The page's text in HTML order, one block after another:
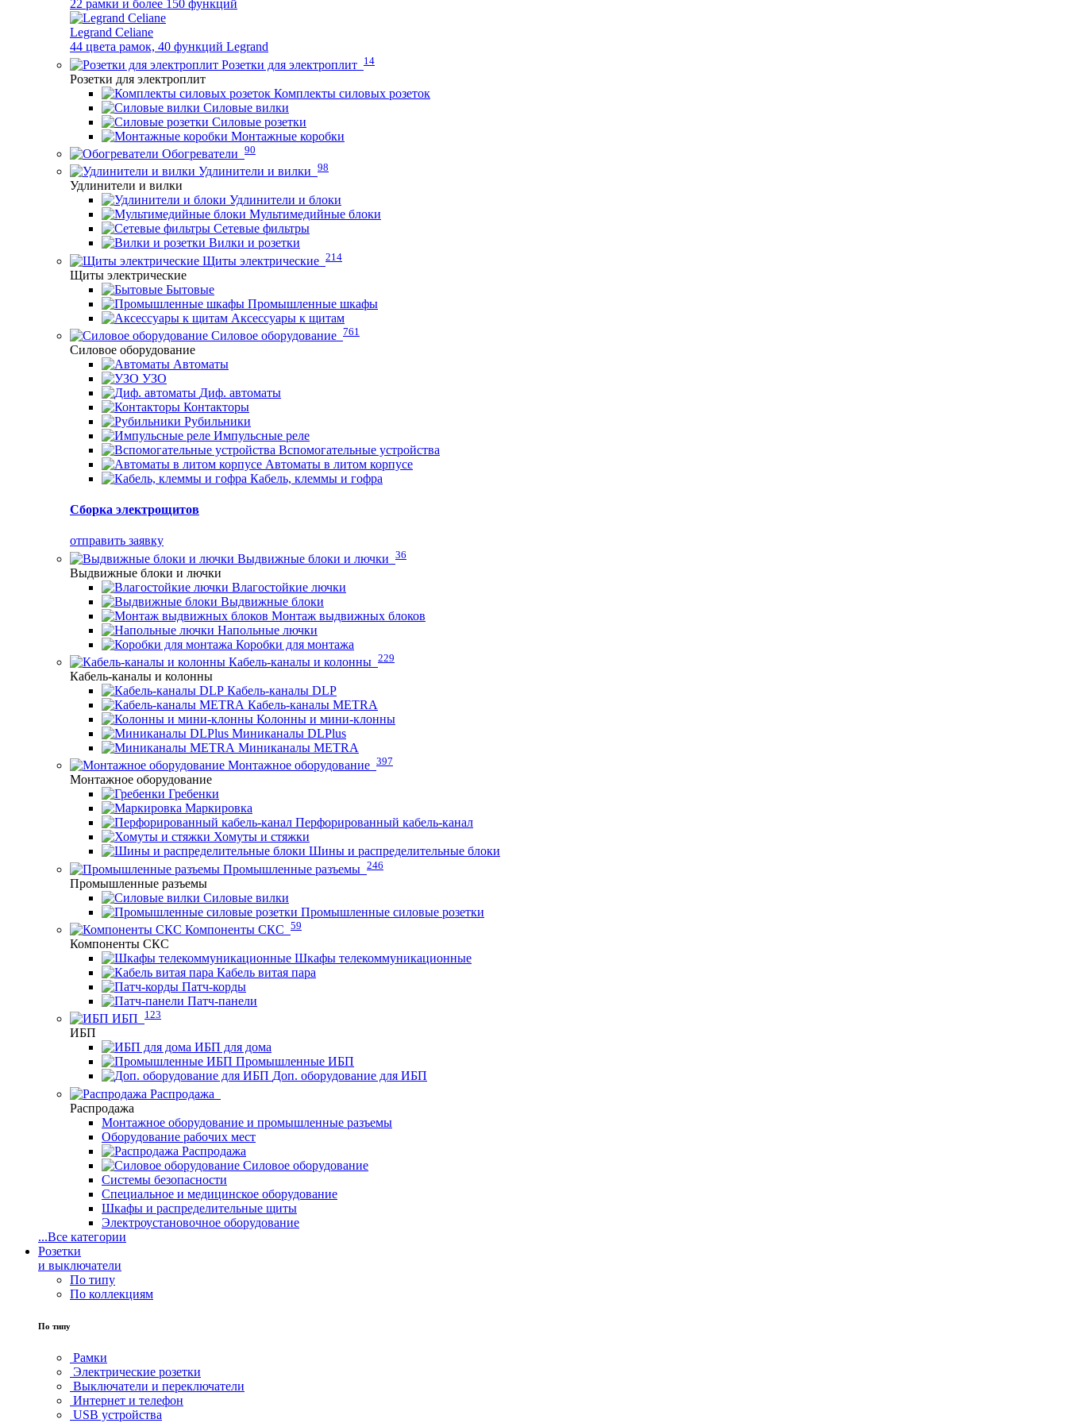
22 рамки и более 150 функций
Legrand Celiane
44 цвета рамок, 40 функций Legrand
Розетки для электроплит 14
Розетки для электроплит
Комплекты силовых розеток
Силовые вилки
Силовые розетки
Монтажные коробки
Обогреватели 90
Удлинители и вилки 98
Удлинители и вилки
Удлинители и блоки
Мультимедийные блоки
Сетевые фильтры
Вилки и розетки
Щиты электрические 214
Щиты электрические
Бытовые
Промышленные шкафы
Аксессуары к щитам
Силовое оборудование 761
Силовое оборудование
Автоматы
УЗО
Диф. автоматы
Контакторы
Рубильники
Импульсные реле
Вспомогательные устройства
Автоматы в литом корпусе
Кабель, клеммы и гофра
Сборка электрощитов
отправить заявку
Выдвижные блоки и лючки 36
Выдвижные блоки и лючки
Влагостойкие лючки
Выдвижные блоки
Монтаж выдвижных блоков
Напольные лючки
Коробки для монтажа
Кабель-каналы и колонны 229
Кабель-каналы и колонны
Кабель-каналы DLP
Кабель-каналы METRA
Колонны и мини-клонны
Миниканалы DLPlus
Миниканалы METRA
Монтажное оборудование 397
Монтажное оборудование
Гребенки
Маркировка
Перфорированный кабель-канал
Хомуты и стяжки
Шины и распределительные блоки
Промышленные разъемы 246
Промышленные разъемы
Силовые вилки
Промышленные силовые розетки
Компоненты СКС 59
Компоненты СКС
Шкафы телекоммуникационные
Кабель витая пара
Патч-корды
Патч-панели
ИБП
123
ИБП
ИБП для дома
Промышленные ИБП
Доп. оборудование для ИБП
Распродажа
Распродажа
Монтажное оборудование и промышленные разъемы
Оборудование рабочих мест
Распродажа
Силовое оборудование
Системы безопасности
Специальное и медицинское оборудование
Шкафы и распределительные щиты
Электроустановочное оборудование
...Все категории
Розетки
и выключатели
По типу
По коллекциям
По типу
Рамки
Электрические розетки
Выключатели и переключатели
Интернет и телефон
USB устройства